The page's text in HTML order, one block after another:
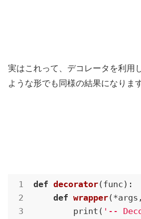
実はこれって、デコレータを利用
ような形でも同様の結果になります
def decorator(func) :
def wrapper
        print(
'--